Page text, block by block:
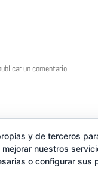
un comentario.
BELLEZA
y de terceros
nuestros
o configurar sus